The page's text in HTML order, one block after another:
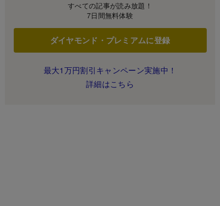
すべての記事が読み放題！
7日間無料体験
ダイヤモンド・プレミアムに登録
最大1万円割引キャンペーン実施中！
詳細はこちら